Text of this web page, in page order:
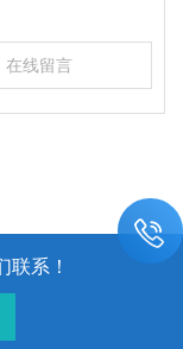
在线留言
联系！